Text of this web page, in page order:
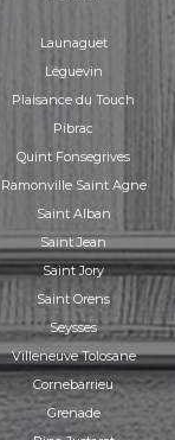
Launaguet
Léguevin
Plaisance du Touch
Pibrac
Quint Fonsegrives
Ramonville Saint Agne
Saint Alban
Saint Jean
Saint Jory
Saint Orens
Seysses
Villeneuve Tolosane
Cornebarrieu
Grenade